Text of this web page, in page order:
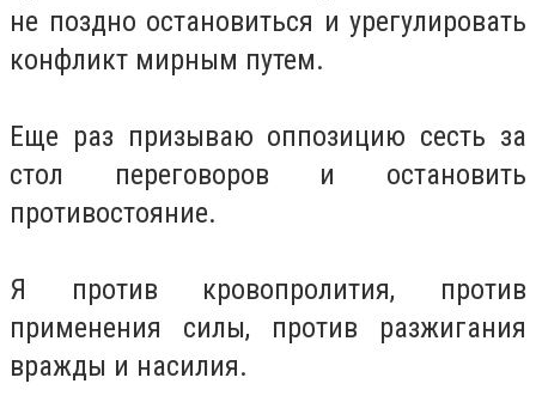
не поздно остановиться и урегулировать
конфликт мирным путем.
Еще раз призываю оппозицию сесть за
стол переговоров и остановить
противостояние.
Я против кровопролития, против
применения силы, против разжигания
вражды и насилия.